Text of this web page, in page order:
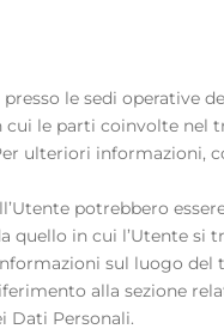
le sedi operative
le parti coinvolte nel
ulteriori informazioni,
potrebbero
quello in cui l’Utente si
sul luogo del
alla sezione
Dati Personali.